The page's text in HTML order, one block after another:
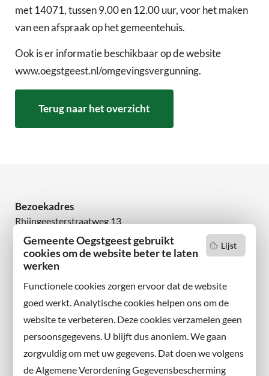
Lijst
Gemeente Oegstgeest gebruikt
cookies om de website beter te laten
werken
Functionele cookies zorgen ervoor dat de website
goed werkt. Analytische cookies helpen ons om de
website te verbeteren. Deze cookies verzamelen geen
persoonsgegevens. U blijft dus anoniem. We gaan
zorgvuldig om met uw gegevens. Dat doen we volgens
de Algemene Verordening Gegevensbescherming
met 14071, tussen 9.00 en 12.00 uur, voor het maken
van een afspraak op het gemeentehuis.
Ook is er informatie beschikbaar op de website
www.oegstgeest.nl/omgevingsvergunning.
Terug naar het overzicht
Bezoekadres
Rhijngeesterstraatweg 13
2342 AN Oegstgeest
Wilt u niets missen?
en volg ons ook op sociale media.
Facebook
X
Instagram